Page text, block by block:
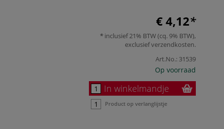
€ 4,12
inclusief 21% BTW (cq. 9% BTW),
exclusiefverzendkosten.
Art.No.: 31539
Op voorraad
In winkelmandje
Product op verlanglijstje